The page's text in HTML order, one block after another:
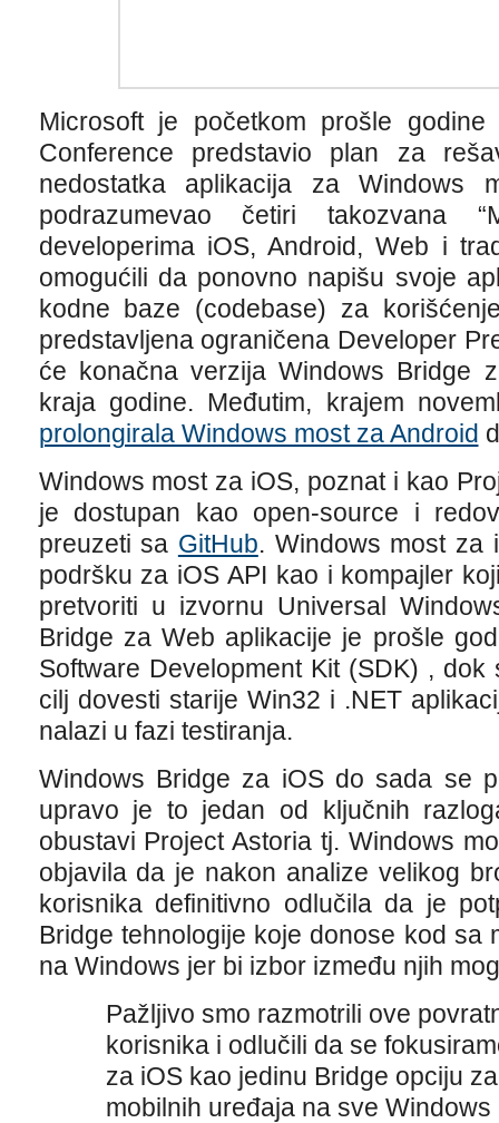
Microsoft je početkom prošle
Conference predstavio plan za
nedostatka aplikacija za Windows
podrazumevao četiri takozvana
developerima iOS, Android, Web i
omogućili da ponovno napišu svoje
kodne baze (codebase) za
predstavljena ograničena Developer
će konačna verzija Windows Bridge
kraja godine. Međutim, krajem
prolongirala Windows most za Android
Windows most za iOS, poznat i kao
je dostupan kao open-source i
preuzeti sa GitHub. Windows most za
podršku za iOS API kao i kompajler
pretvoriti u izvornu Universal
Bridge za Web aplikacije je prošle
Software Development Kit (SDK) ,
cilj dovesti starije Win32 i .NET
nalazi u fazi testiranja.
Windows Bridge za iOS do sada se
upravo je to jedan od ključnih
obustavi Project Astoria tj. Windows
objavila da je nakon analize velikog
korisnika definitivno odlučila da je
Bridge tehnologije koje donose kod sa
na Windows jer bi izbor između njih
Pažljivo smo razmotrili ove
korisnika i odlučili da se
za iOS kao jedinu Bridge opciju
mobilnih uređaja na sve